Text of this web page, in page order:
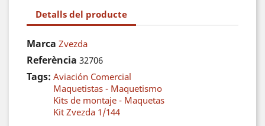
Detalls del producte
Marca Zvezda
Referència 32706
Tags: Aviación Comercial
Maquetistas - Maquetismo
Kits de montaje - Maquetas
Kit Zvezda 1/144